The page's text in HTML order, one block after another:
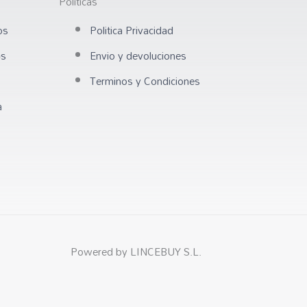
Politica Privacidad
Envio y devoluciones
Terminos y Condiciones
Powered by LINCEBUY S.L.